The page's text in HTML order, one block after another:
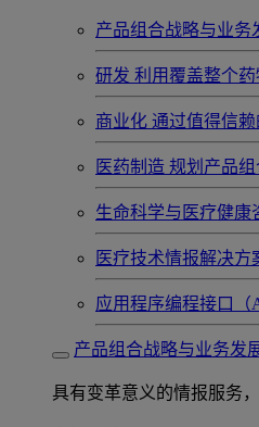
产品组合战略与业务
研发 利用覆盖整个
商业化 通过值得信
医药制造 规划产品
生命科学与医疗健康
医疗技术情报解决方
应用程序编程接口（
产品组合战略与业务发
具有变革意义的情报服务